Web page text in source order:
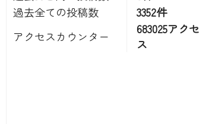
過去全ての投稿数
3352件
アクセスカウンター
683025アクセ
ス